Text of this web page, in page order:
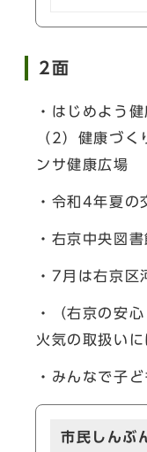
2面
・はじめよう
（2）健康づ
ンサ健康広場
・令和4年夏の
・右京中央図
・7月は右京区
・（右京の安
火気の取扱い
・みんなで子
市民しん